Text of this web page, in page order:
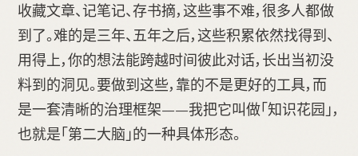
收藏文章、记笔记、存书摘，这些事不难，很多人都做
到了。难的是三年、五年之后，这些积累依然找得到、
用得上，你的想法能跨越时间彼此对话，长出当初没
料到的洞见。要做到这些，靠的不是更好的工具，而
是一套清晰的治理框架——我把它叫做「知识花园」，
也就是「第二大脑」的一种具体形态。